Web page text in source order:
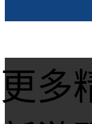
更多